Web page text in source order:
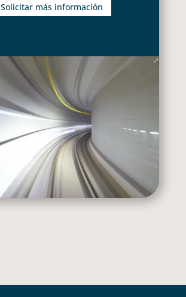
Solicitar más información